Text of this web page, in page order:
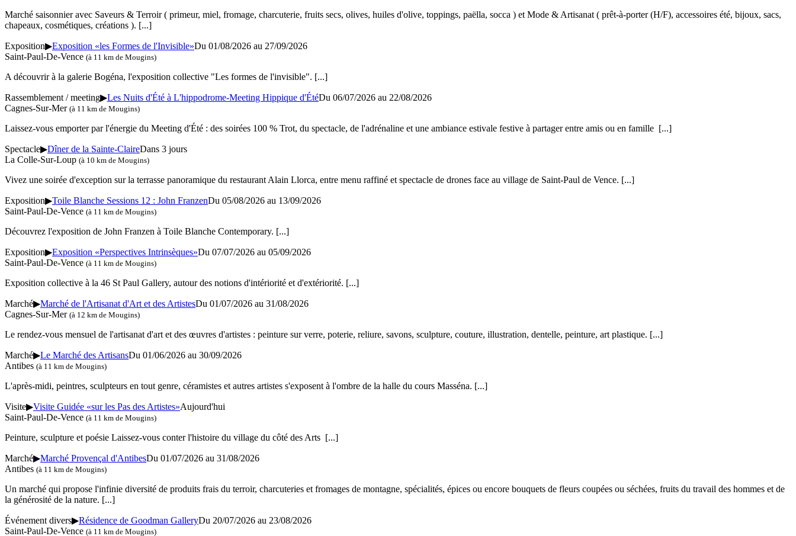
Marché saisonnier avec Saveurs & Terroir ( primeur, miel, fromage, charcuterie, fruits secs, olives, huiles d'olive, toppings, paëlla, socca ) et Mode & Artisanat ( prêt-à-porter (H/F), accessoires été, bijoux, sacs,
chapeaux, cosmétiques, créations ). [...]
Exposition▶Exposition «les Formes de l'Invisible»Du 01/08/2026 au 27/09/2026
Saint-Paul-De-Vence (à 11 km de Mougins)
A découvrir à la galerie Bogéna, l'exposition collective "Les formes de l'invisible". [...]
Rassemblement / meeting▶Les Nuits d'Été à L'hippodrome-Meeting Hippique d'ÉtéDu 06/07/2026 au 22/08/2026
Cagnes-Sur-Mer (à 11 km de Mougins)
Laissez-vous emporter par l'énergie du Meeting d'Été : des soirées 100 % Trot, du spectacle, de l'adrénaline et une ambiance estivale festive à partager entre amis ou en famille [...]
Spectacle▶Dîner de la Sainte-ClaireDans 3 jours
La Colle-Sur-Loup (à 10 km de Mougins)
Vivez une soirée d'exception sur la terrasse panoramique du restaurant Alain Llorca, entre menu raffiné et spectacle de drones face au village de Saint-Paul de Vence. [...]
Exposition▶Toile Blanche Sessions 12 : John FranzenDu 05/08/2026 au 13/09/2026
Saint-Paul-De-Vence (à 11 km de Mougins)
Découvrez l'exposition de John Franzen à Toile Blanche Contemporary. [...]
Exposition▶Exposition «Perspectives Intrinsèques»Du 07/07/2026 au 05/09/2026
Saint-Paul-De-Vence (à 11 km de Mougins)
Exposition collective à la 46 St Paul Gallery, autour des notions d'intériorité et d'extériorité. [...]
Marché▶Marché de l'Artisanat d'Art et des ArtistesDu 01/07/2026 au 31/08/2026
Cagnes-Sur-Mer (à 12 km de Mougins)
Le rendez-vous mensuel de l'artisanat d'art et des œuvres d'artistes : peinture sur verre, poterie, reliure, savons, sculpture, couture, illustration, dentelle, peinture, art plastique. [...]
Marché▶Le Marché des ArtisansDu 01/06/2026 au 30/09/2026
Antibes (à 11 km de Mougins)
L'après-midi, peintres, sculpteurs en tout genre, céramistes et autres artistes s'exposent à l'ombre de la halle du cours Masséna. [...]
Visite▶Visite Guidée «sur les Pas des Artistes»Aujourd'hui
Saint-Paul-De-Vence (à 11 km de Mougins)
Peinture, sculpture et poésie Laissez-vous conter l'histoire du village du côté des Arts [...]
Marché▶Marché Provençal d'AntibesDu 01/07/2026 au 31/08/2026
Antibes (à 11 km de Mougins)
Un marché qui propose l'infinie diversité de produits frais du terroir, charcuteries et fromages de montagne, spécialités, épices ou encore bouquets de fleurs coupées ou séchées, fruits du travail des hommes et de
la générosité de la nature. [...]
Événement divers▶Résidence de Goodman GalleryDu 20/07/2026 au 23/08/2026
Saint-Paul-De-Vence (à 11 km de Mougins)